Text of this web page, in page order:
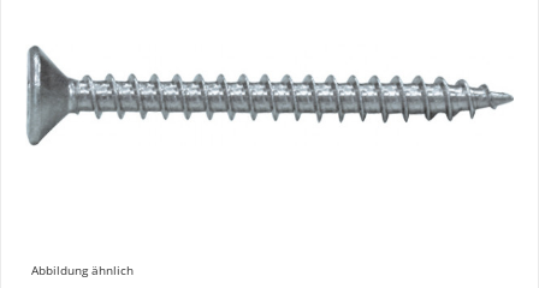
Abbildung ähnlich